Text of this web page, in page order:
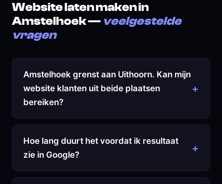
Website laten maken in
Amstelhoek — veelgestelde
vragen
Amstelhoek grenst aan Uithoorn. Kan mijn
website klanten uit beide plaatsen
bereiken?
Hoe lang duurt het voordat ik resultaat
zie in Google?